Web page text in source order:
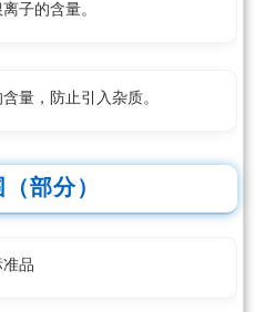
子的含量。
量，防止引入杂质。
部分）
品